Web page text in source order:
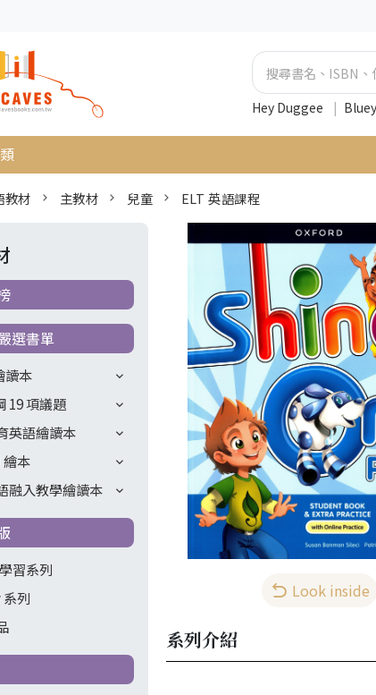
Hey Duggee | Bluey
教材 主教材 兒童 ELT 英語課程
選書單
讀本
19 項議題
英語繪讀本
繪本
融入教學繪讀本
習系列
列
Look inside
系列介紹